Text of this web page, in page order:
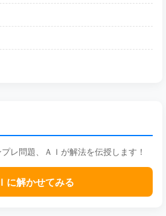
レ問題、ＡＩが解法を伝授します！
に解かせてみる